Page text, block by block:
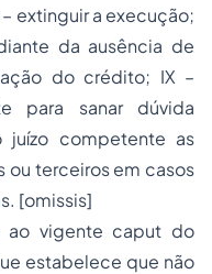
extinguir a execução;
da ausência de
do crédito; IX –
para sanar dúvida
juízo competente as
ou terceiros em casos
[omissis]
ao vigente caput do
estabelece que não